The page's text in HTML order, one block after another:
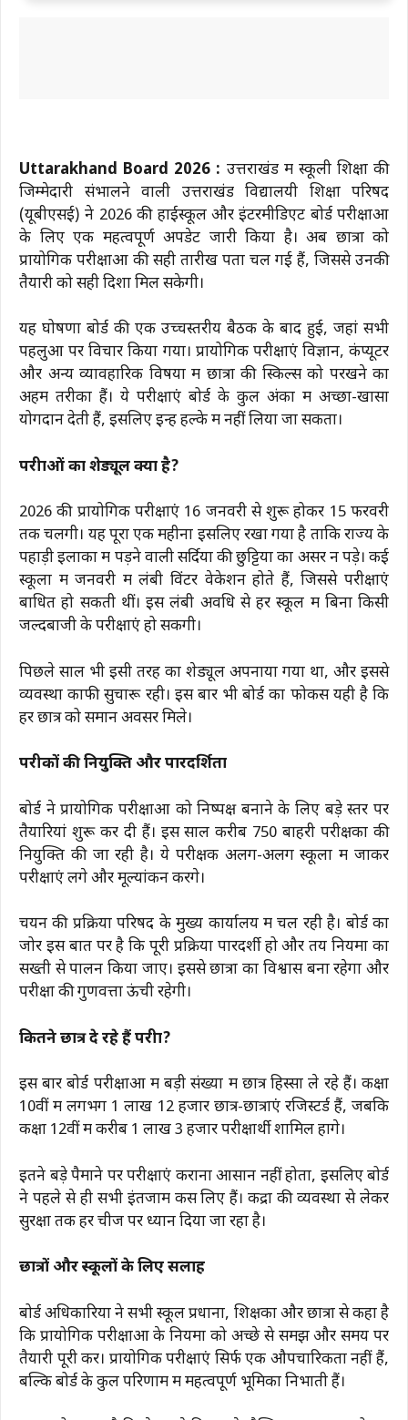
Uttarakhand Board 2026 : उत्तराखंड में स्कूली शिक्षा की
जिम्मेदारी संभालने वाली उत्तराखंड विद्यालयी शिक्षा परिषद
(यूबीएसई) ने 2026 की हाईस्कूल और इंटरमीडिएट बोर्ड परीक्षाओं
के लिए एक महत्वपूर्ण अपडेट जारी किया है। अब छात्रों को
प्रायोगिक परीक्षाओं की सही तारीखें पता चल गई हैं, जिससे उनकी
तैयारी को सही दिशा मिल सकेगी।
यह घोषणा बोर्ड की एक उच्चस्तरीय बैठक के बाद हुई, जहां सभी
पहलुओं पर विचार किया गया। प्रायोगिक परीक्षाएं विज्ञान, कंप्यूटर
और अन्य व्यावहारिक विषयों में छात्रों की स्किल्स को परखने का
अहम तरीका हैं। ये परीक्षाएं बोर्ड के कुल अंकों में अच्छा-खासा
योगदान देती हैं, इसलिए इन्हें हल्के में नहीं लिया जा सकता।
परीक्षाओं का शेड्यूल क्या है?
2026 की प्रायोगिक परीक्षाएं 16 जनवरी से शुरू होकर 15 फरवरी
तक चलेंगी। यह पूरा एक महीना इसलिए रखा गया है ताकि राज्य के
पहाड़ी इलाकों में पड़ने वाली सर्दियों की छुट्टियों का असर न पड़े। कई
स्कूलों में जनवरी में लंबी विंटर वेकेशन होते हैं, जिससे परीक्षाएं
बाधित हो सकती थीं। इस लंबी अवधि से हर स्कूल में बिना किसी
जल्दबाजी के परीक्षाएं हो सकेंगी।
पिछले साल भी इसी तरह का शेड्यूल अपनाया गया था, और इससे
व्यवस्था काफी सुचारू रही। इस बार भी बोर्ड का फोकस यही है कि
हर छात्र को समान अवसर मिले।
परीक्षकों की नियुक्ति और पारदर्शिता
बोर्ड ने प्रायोगिक परीक्षाओं को निष्पक्ष बनाने के लिए बड़े स्तर पर
तैयारियां शुरू कर दी हैं। इस साल करीब 750 बाहरी परीक्षकों की
नियुक्ति की जा रही है। ये परीक्षक अलग-अलग स्कूलों में जाकर
परीक्षाएं लेंगे और मूल्यांकन करेंगे।
चयन की प्रक्रिया परिषद के मुख्य कार्यालय में चल रही है। बोर्ड का
जोर इस बात पर है कि पूरी प्रक्रिया पारदर्शी हो और तय नियमों का
सख्ती से पालन किया जाए। इससे छात्रों का विश्वास बना रहेगा और
परीक्षा की गुणवत्ता ऊंची रहेगी।
कितने छात्र दे रहे हैं परीक्षा?
इस बार बोर्ड परीक्षाओं में बड़ी संख्या में छात्र हिस्सा ले रहे हैं। कक्षा
10वीं में लगभग 1 लाख 12 हजार छात्र-छात्राएं रजिस्टर्ड हैं, जबकि
कक्षा 12वीं में करीब 1 लाख 3 हजार परीक्षार्थी शामिल होंगे।
इतने बड़े पैमाने पर परीक्षाएं कराना आसान नहीं होता, इसलिए बोर्ड
ने पहले से ही सभी इंतजाम कस लिए हैं। केंद्रों की व्यवस्था से लेकर
सुरक्षा तक हर चीज पर ध्यान दिया जा रहा है।
छात्रों और स्कूलों के लिए सलाह
बोर्ड अधिकारियों ने सभी स्कूल प्रधानों, शिक्षकों और छात्रों से कहा है
कि प्रायोगिक परीक्षाओं के नियमों को अच्छे से समझें और समय पर
तैयारी पूरी करें। प्रायोगिक परीक्षाएं सिर्फ एक औपचारिकता नहीं हैं,
बल्कि बोर्ड के कुल परिणाम में महत्वपूर्ण भूमिका निभाती हैं।